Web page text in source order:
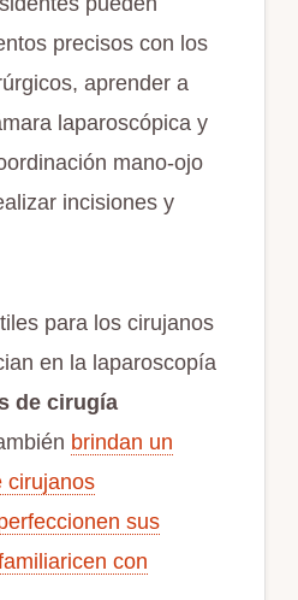
precisos con los
aprender a
laparoscópica y
mano-ojo
incisiones y
para los cirujanos
en la laparoscopía
de cirugía
brindan un
cirujanos
sus
con